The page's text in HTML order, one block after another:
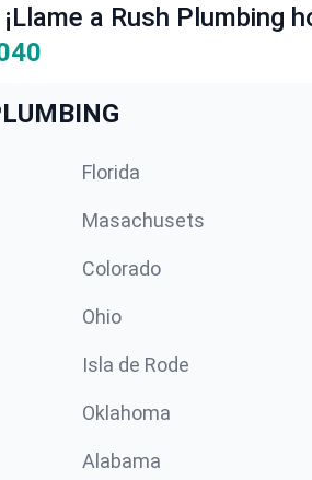
a Rush Plumbing
Florida
Masachusets
Colorado
Ohio
Isla de Rode
Oklahoma
Alabama